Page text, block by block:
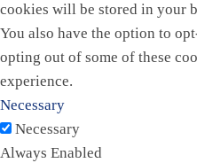
cookies will be stored in your
You also have the option to
opting out of some of these
experience.
Necessary
Necessary
Always Enabled